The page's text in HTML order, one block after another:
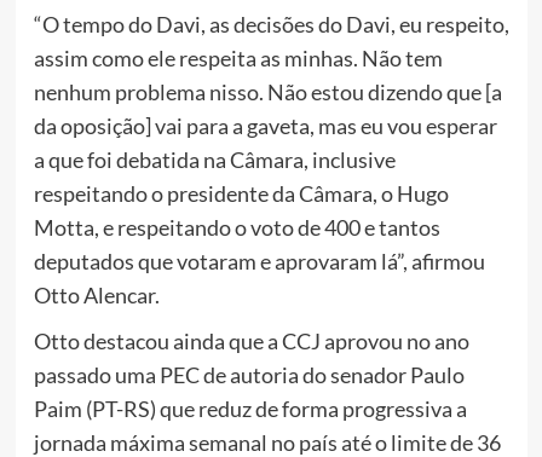
“O tempo do Davi, as decisões do Davi, eu respeito,
assim como ele respeita as minhas. Não tem
nenhum problema nisso. Não estou dizendo que [a
da oposição] vai para a gaveta, mas eu vou esperar
a que foi debatida na Câmara, inclusive
respeitando o presidente da Câmara, o Hugo
Motta, e respeitando o voto de 400 e tantos
deputados que votaram e aprovaram lá”, afirmou
Otto Alencar.
Otto destacou ainda que a CCJ aprovou no ano
passado uma PEC de autoria do senador Paulo
Paim (PT-RS) que reduz de forma progressiva a
jornada máxima semanal no país até o limite de 36